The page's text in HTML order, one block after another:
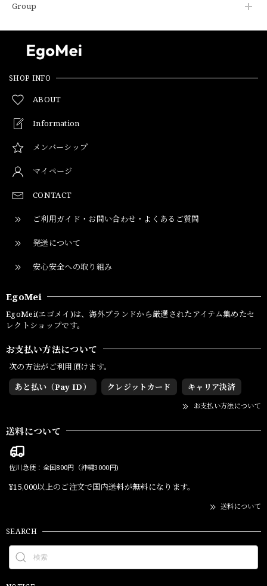
Group
SHOP INFO
ABOUT
Information
メンバーシップ
マイページ
CONTACT
ご利用ガイド・お問い合わせ・よくあるご質問
発送について
安心安全への取り組み
EgoMei
EgoMei(エゴメイ)は、海外ブランドから厳選されたアイテム集めたセ
レクトショップです。
お支払い方法について
次の方法がご利用頂けます。
あと払い（Pay ID）
クレジットカード キャリア決済
お支払い方法について
送料について
佐川急便：全国800円（沖縄3000円)
¥15,000以上のご注文で国内送料が無料になります。
送料について
SEARCH